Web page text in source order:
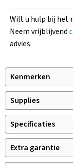
Kenmerken
Supplies
Specificaties
Extra garantie
Wilt u hulp bij het
Neem vrijblijvend
advies.